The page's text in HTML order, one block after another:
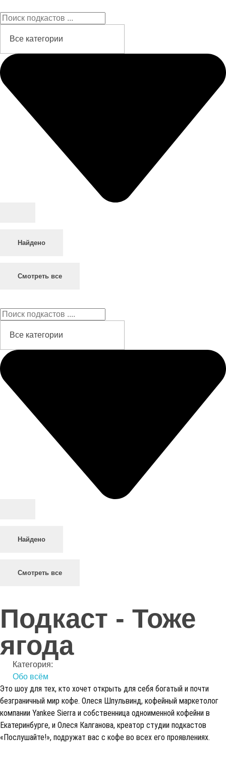
Подкасты на русском языке
слушайте бесплатно и без рекламы
Найдено
Смотреть все
Найдено
Смотреть все
Подкаст - Тоже
ягода
Категория:
Обо всём
Это шоу для тех, кто хочет открыть для себя богатый и почти
безграничный мир кофе. Олеся Шпульвинд, кофейный маркетолог
компании Yankee Sierra и собственница одноименной кофейни в
Екатеринбурге, и Олеся Калганова, креатор студии подкастов
«Послушайте!», подружат вас с кофе во всех его проявлениях.